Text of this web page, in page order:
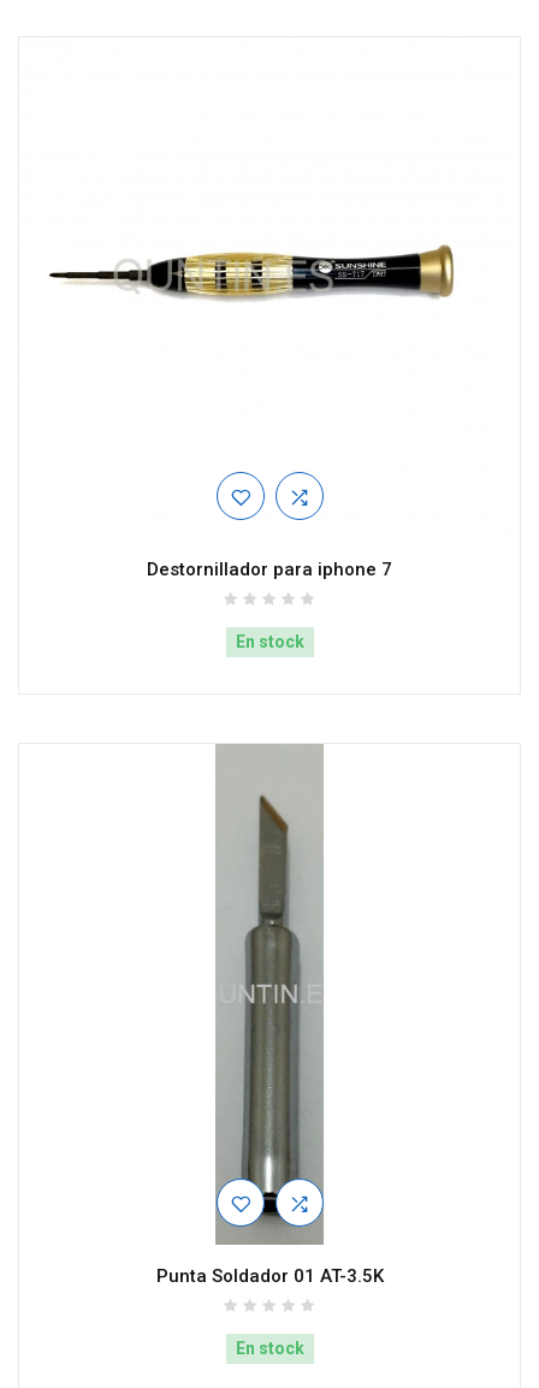
Destornillador para iphone 7
En stock
Punta Soldador 01 AT-3.5K
En stock